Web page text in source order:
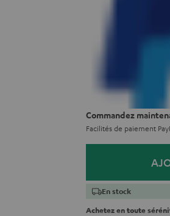
Commandez
Facilités de paiement
En stock
Achetez en toute